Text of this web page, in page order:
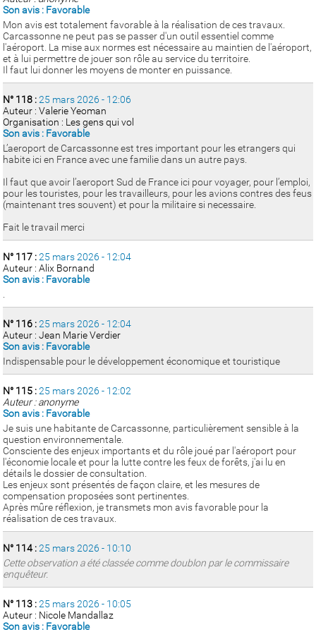
Son avis : Favorable
Mon avis est totalement favorable à la réalisation de ces travaux.
Carcassonne ne peut pas se passer d'un outil essentiel comme
l'aéroport. La mise aux normes est nécessaire au maintien de l'aéroport,
et à lui permettre de jouer son rôle au service du territoire.
Il faut lui donner les moyens de monter en puissance.
N° 118 :25 mars 2026 - 12:06
Auteur : Valerie Yeoman
Organisation : Les gens qui vol
Son avis : Favorable
L’aeroport de Carcassonne est tres important pour les etrangers qui
habite ici en France avec une familie dans un autre pays.
Il faut que avoir l’aeroport Sud de France ici pour voyager, pour l’emploi,
pour les touristes, pour les travailleurs, pour les avions contres des feus
(maintenant tres souvent) et pour la militaire si necessaire.
Fait le travail merci
N° 117 :25 mars 2026 - 12:04
Auteur : Alix Bornand
Son avis : Favorable
N° 116 :25 mars 2026 - 12:04
Auteur : Jean Marie Verdier
Son avis : Favorable
Indispensable pour le développement économique et touristique
N° 115 :25 mars 2026 - 12:02
Auteur : anonyme
Son avis : Favorable
Je suis une habitante de Carcassonne, particulièrement sensible à la
question environnementale.
Consciente des enjeux importants et du rôle joué par l'aéroport pour
l'économie locale et pour la lutte contre les feux de forêts, j'ai lu en
détails le dossier de consultation.
Les enjeux sont présentés de façon claire, et les mesures de
compensation proposées sont pertinentes.
Après mûre réflexion, je transmets mon avis favorable pour la
réalisation de ces travaux.
N° 114 :25 mars 2026 - 10:10
Cette observation a été classée comme doublon par le commissaire
enquêteur.
N° 113 :25 mars 2026 - 10:05
Auteur : Nicole Mandallaz
Son avis : Favorable